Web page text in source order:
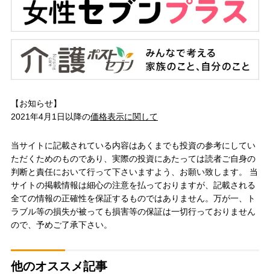
【お知らせ】
2021年4月1日以降の価格表示に関して
当サイトに記載されている内容はあくまでも投資の参考にしてい
ただくためのものであり、実際の投資にあたっては読者ご自身の
判断と責任において行って下さいますよう、お願い致します。 当
サイトの掲載情報は細心の注意を払っておりますが、記載される
全ての情報の正確性を保証するものではありません。万が一、ト
ラブル等の損失が被っても損害等の保証は一切行っておりません
ので、予めご了承下さい。
他のオススメ記事